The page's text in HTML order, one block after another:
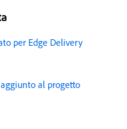
per Edge Delivery
al progetto